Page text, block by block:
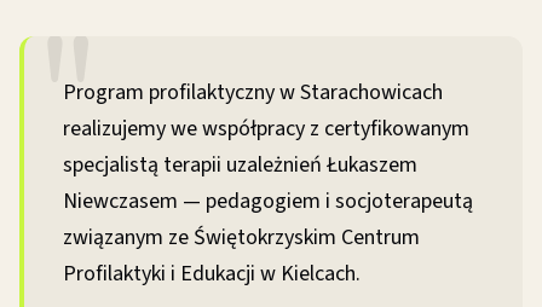
Program profilaktyczny w Starachowicach
realizujemy we współpracy z certyfikowanym
specjalistą terapii uzależnień Łukaszem
Niewczasem — pedagogiem i socjoterapeutą
związanym ze Świętokrzyskim Centrum
Profilaktyki i Edukacji w Kielcach.